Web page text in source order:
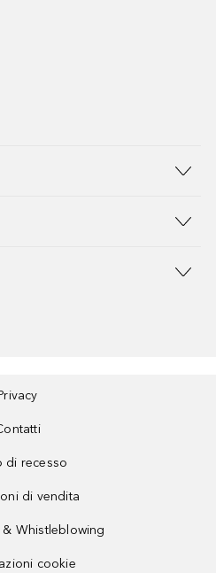
di recesso
di vendita
Whistleblowing
cookie